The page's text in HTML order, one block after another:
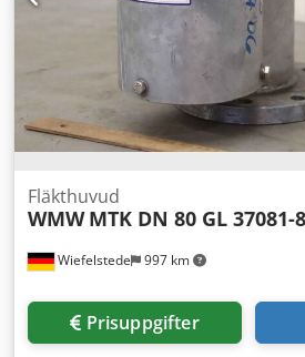
Wiefelstede 997 km
Fläkthuvud
WMW MTK DN 80 GL 37081-
Prisuppgifter